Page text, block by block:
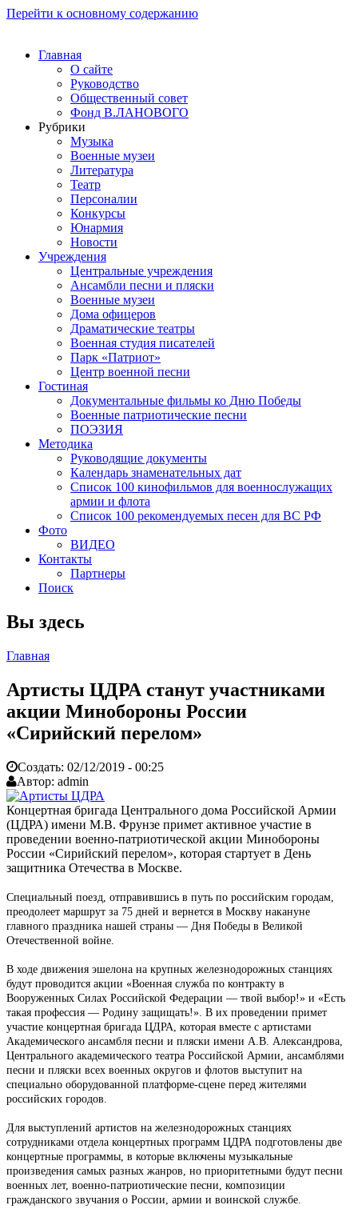
Перейти к основному содержанию
Главная
О сайте
Руководство
Общественный совет
Фонд В.ЛАНОВОГО
Рубрики
Музыка
Военные музеи
Литература
Театр
Персоналии
Конкурсы
Юнармия
Новости
Учреждения
Центральные учреждения
Ансамбли песни и пляски
Военные музеи
Дома офицеров
Драматические театры
Военная студия писателей
Парк «Патриот»
Центр военной песни
Гостиная
Документальные фильмы ко Дню Победы
Военные патриотические песни
ПОЭЗИЯ
Методика
Руководящие документы
Календарь знаменательных дат
Список 100 кинофильмов для военнослужащих
армии и флота
Список 100 рекомендуемых песен для ВС РФ
Фото
ВИДЕО
Контакты
Партнеры
Поиск
Вы здесь
Главная
Артисты ЦДРА станут участниками
акции Минобороны России
«Сирийский перелом»
Создать: 02/12/2019 - 00:25
Автор: admin
Концертная бригада Центрального дома Российской Армии
(ЦДРА) имени М.В. Фрунзе примет активное участие в
проведении военно-патриотической акции Минобороны
России «Сирийский перелом», которая стартует в День
защитника Отечества в Москве.
Специальный поезд, отправившись в путь по российским городам,
преодолеет маршрут за 75 дней и вернется в Москву накануне
главного праздника нашей страны — Дня Победы в Великой
Отечественной войне.
В ходе движения эшелона на крупных железнодорожных станциях
будут проводится акции «Военная служба по контракту в
Вооруженных Силах Российской Федерации — твой выбор!» и «Есть
такая профессия — Родину защищать!». В их проведении примет
участие концертная бригада ЦДРА, которая вместе с артистами
Академического ансамбля песни и пляски имени А.В. Александрова,
Центрального академического театра Российской Армии, ансамблями
песни и пляски всех военных округов и флотов выступит на
специально оборудованной платформе-сцене перед жителями
российских городов.
Для выступлений артистов на железнодорожных станциях
сотрудниками отдела концертных программ ЦДРА подготовлены две
концертные программы, в которые включены музыкальные
произведения самых разных жанров, но приоритетными будут песни
военных лет, военно-патриотические песни, композиции
гражданского звучания о России, армии и воинской службе.